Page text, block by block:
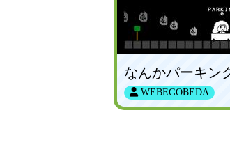
なんかパーキン
WEBEGOBEDA